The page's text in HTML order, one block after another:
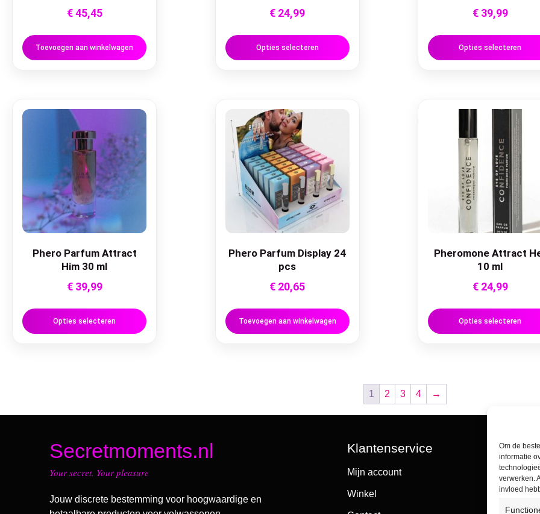
Om de
informatie
verwerken.
invloed
€45,45
Toevoegen aan winkelwagen
€ 24,99
Opties selecteren
€39,99
Opties selecteren
Phero Parfum Attract
Him 30 ml
€39,99
Opties selecteren
Phero Parfum Display 24
pcs
€ 20,65
Toevoegen aan winkelwagen
Pheromone Attract
10 ml
€24,99
Opties selecteren
1 2 3 4 →
Secretmoments.nl
Your secret. Your pleasure
Jouw discrete bestemming voor hoogwaardige en
Klantenservice
Mijn account
Winkel